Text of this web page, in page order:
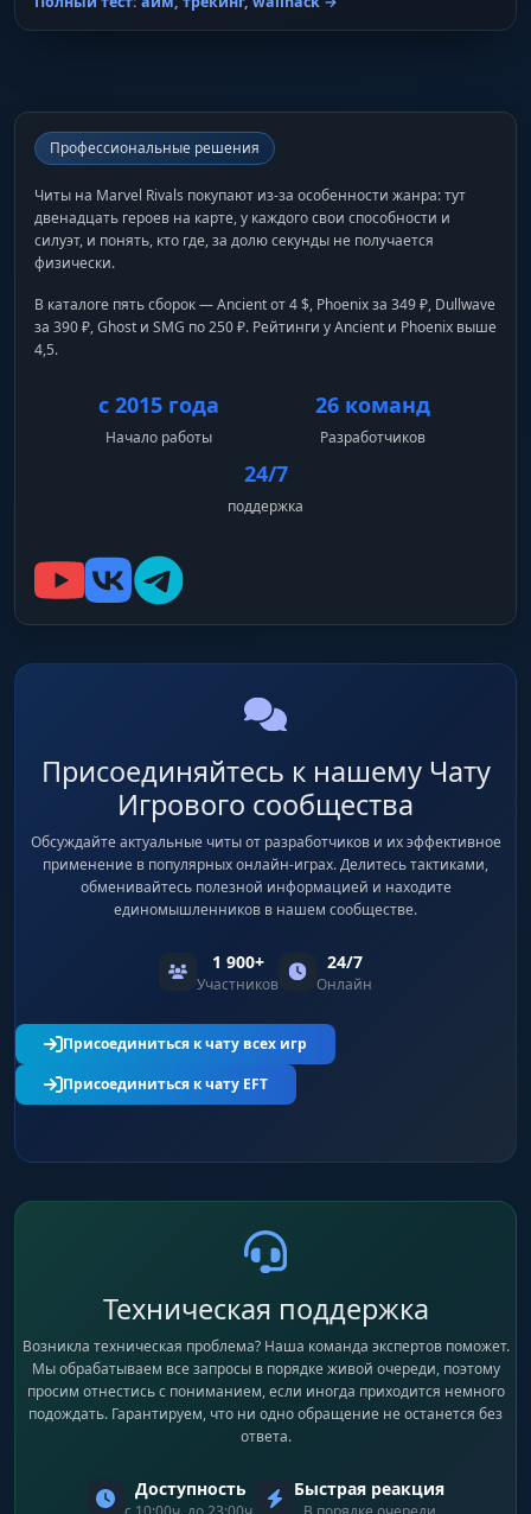
Профессиональные решения
Читы на Marvel Rivals покупают из-за особенности жанра: тут
двенадцать героев на карте, у каждого свои способности и
силуэт, и понять, кто где, за долю секунды не получается
физически.
В каталоге пять сборок — Ancient от 4 $, Phoenix за 349 ₽, Dullwave
за 390 ₽, Ghost и SMG по 250 ₽. Рейтинги у Ancient и Phoenix выше
4,5.
с 2015 года
Начало работы
26 команд
Разработчиков
24/7
поддержка
Присоединяйтесь к нашему Чату
Игрового сообщества
Обсуждайте актуальные читы от разработчиков и их эффективное
применение в популярных онлайн-играх. Делитесь тактиками,
обменивайтесь полезной информацией и находите
единомышленников в нашем сообществе.
1 900+
Участников
24/7
Онлайн
Присоединиться к чату всех игр
Присоединиться к чату EFT
Техническая поддержка
Возникла техническая проблема? Наша команда экспертов поможет.
Мы обрабатываем все запросы в порядке живой очереди, поэтому
просим отнестись с пониманием, если иногда приходится немного
подождать. Гарантируем, что ни одно обращение не останется без
ответа.
Доступность Быстрая реакция